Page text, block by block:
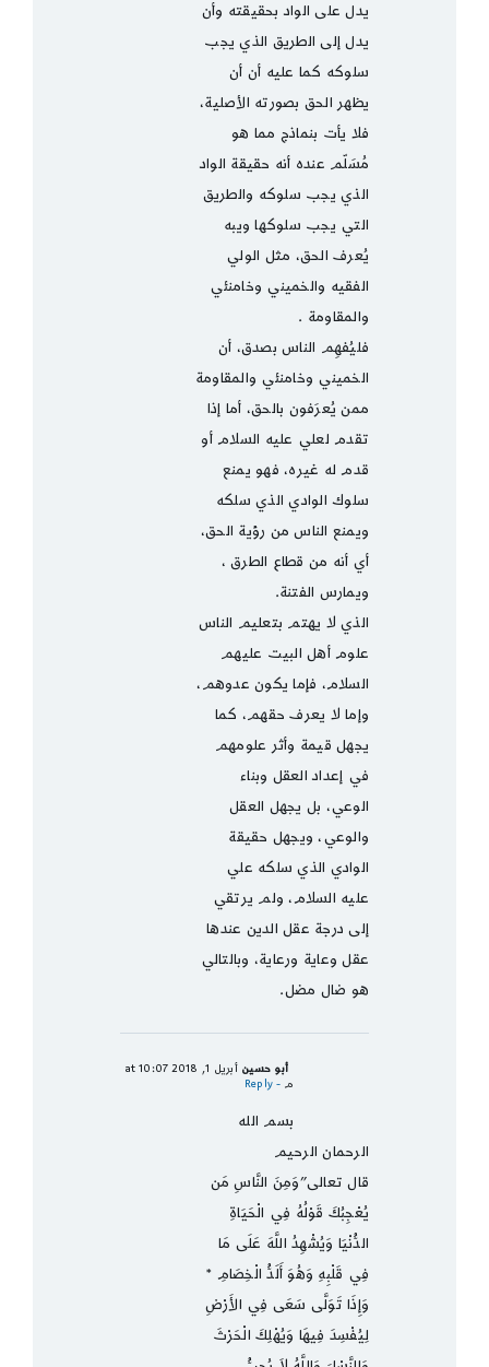
يدل على الواد بحقيقته وأن
يدل إلى الطريق الذي يجب
سلوكه كما عليه أن أن
يظهر الحق بصورته الأصلية،
فلا يأت بنماذج مما هو
مُسَلّم عنده أنه حقيقة الواد
الذي يجب سلوكه والطريق
التي يجب سلوكها ويبه
يُعرف الحق، مثل الولي
الفقيه والخميني وخامنئي
والمقاومة .
فليُفهِم الناس بصدق، أن
الخميني وخامنئي والمقاومة
ممن يُعرَفون بالحق، أما إذا
تقدم لعلي عليه السلام أو
قدم له غيره، فهو يمنع
سلوك الوادي الذي سلكه
ويمنع الناس من رؤية الحق،
أي أنه من قطاع الطرق ،
ويمارس الفتنة.
الذي لا يهتم بتعليم الناس
علوم أهل البيت عليهم
السلام، فإما يكون عدوهم،
وإما لا يعرف حقهم، كما
يجهل قيمة وأثر علومهم
في إعداد العقل وبناء
الوعي، بل يجهل العقل
والوعي، ويجهل حقيقة
الوادي الذي سلكه علي
عليه السلام، ولم يرتقي
إلى درجة عقل الدين عندها
عقل وعاية ورعاية، وبالتالي
هو ضال مضل.
أبو حسين
أبريل 1, 2018 at 10:07
م - Reply
بسم الله
الرحمان الرحيم
قال تعالى”وَمِنَ النَّاسِ مَن
يُعْجِبُكَ قَوْلُهُ فِي الْحَيَاةِ
الدُّنْيَا وَيُشْهِدُ اللَّهَ عَلَى مَا
فِي قَلْبِهِ وَهُوَ أَلَدُّ الْخِصَامِ *
وَإِذَا تَوَلَّى سَعَى فِي الأَرْضِ
لِيُفْسِدَ فِيهَا وَيُهْلِكَ الْحَرْثَ